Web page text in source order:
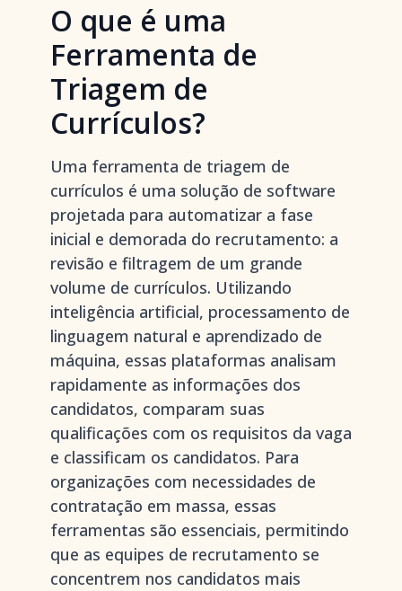
O que é uma
Ferramenta de
Triagem de
Currículos?
Uma ferramenta de triagem de
currículos é uma solução de software
projetada para automatizar a fase
inicial e demorada do recrutamento: a
revisão e filtragem de um grande
volume de currículos. Utilizando
inteligência artificial, processamento de
linguagem natural e aprendizado de
máquina, essas plataformas analisam
rapidamente as informações dos
candidatos, comparam suas
qualificações com os requisitos da vaga
e classificam os candidatos. Para
organizações com necessidades de
contratação em massa, essas
ferramentas são essenciais, permitindo
que as equipes de recrutamento se
concentrem nos candidatos mais